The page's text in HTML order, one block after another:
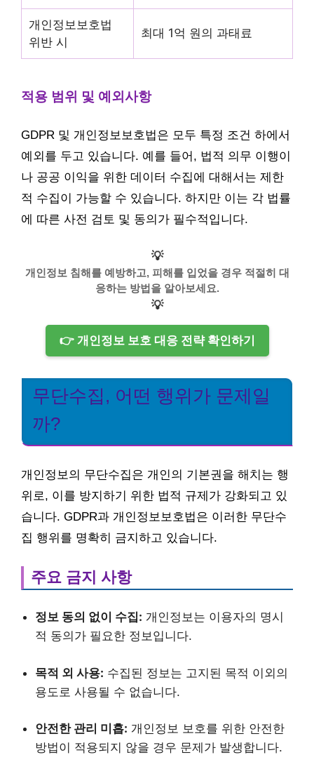
개인정보보호법
위반 시
최대 1억 원의 과태료
적용 범위 및 예외사항
GDPR 및 개인정보보호법은 모두 특정 조건 하에서
예외를 두고 있습니다. 예를 들어, 법적 의무 이행이
나 공공 이익을 위한 데이터 수집에 대해서는 제한
적 수집이 가능할 수 있습니다. 하지만 이는 각 법률
에 따른 사전 검토 및 동의가 필수적입니다.
💡
개인정보 침해를 예방하고, 피해를 입었을 경우 적절히 대
응하는 방법을 알아보세요.
💡
👉 개인정보 보호 대응 전략 확인하기
무단수집, 어떤 행위가 문제일
까?
개인정보의 무단수집은 개인의 기본권을 해치는 행
위로, 이를 방지하기 위한 법적 규제가 강화되고 있
습니다. GDPR과 개인정보보호법은 이러한 무단수
집 행위를 명확히 금지하고 있습니다.
주요 금지 사항
정보 동의 없이 수집: 개인정보는 이용자의 명시
적 동의가 필요한 정보입니다.
목적 외 사용: 수집된 정보는 고지된 목적 이외의
용도로 사용될 수 없습니다.
안전한 관리 미흡: 개인정보 보호를 위한 안전한
방법이 적용되지 않을 경우 문제가 발생합니다.